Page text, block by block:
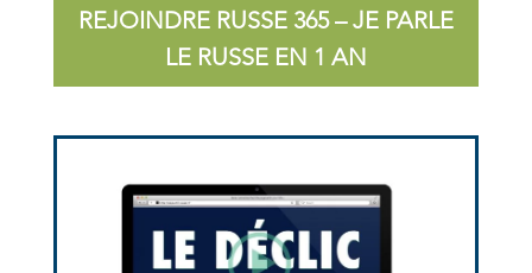
REJOINDRE RUSSE 365 – JE PARLE
LE RUSSE EN 1 AN